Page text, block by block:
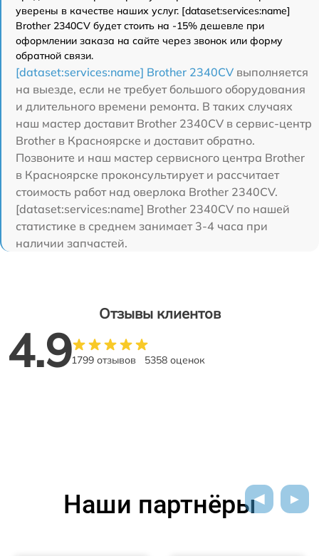
уверены в качестве наших услуг. [dataset:services:name]
Brother 2340CV будет стоить на -15% дешевле при
оформлении заказа на сайте через звонок или форму
обратной связи.
[dataset:services:name] Brother 2340CV выполняется
на выезде, если не требует большого оборудования
и длительного времени ремонта. В таких случаях
наш мастер доставит Brother 2340CV в сервис-центр
Brother в Красноярске и доставит обратно.
Позвоните и наш мастер сервисного центра Brother
в Красноярске проконсультирует и рассчитает
стоимость работ над оверлока Brother 2340CV.
[dataset:services:name] Brother 2340CV по нашей
статистике в среднем занимает 3-4 часа при
наличии запчастей.
Отзывы клиентов
4.91799 отзывов 5358 оценок
Наши партнёры